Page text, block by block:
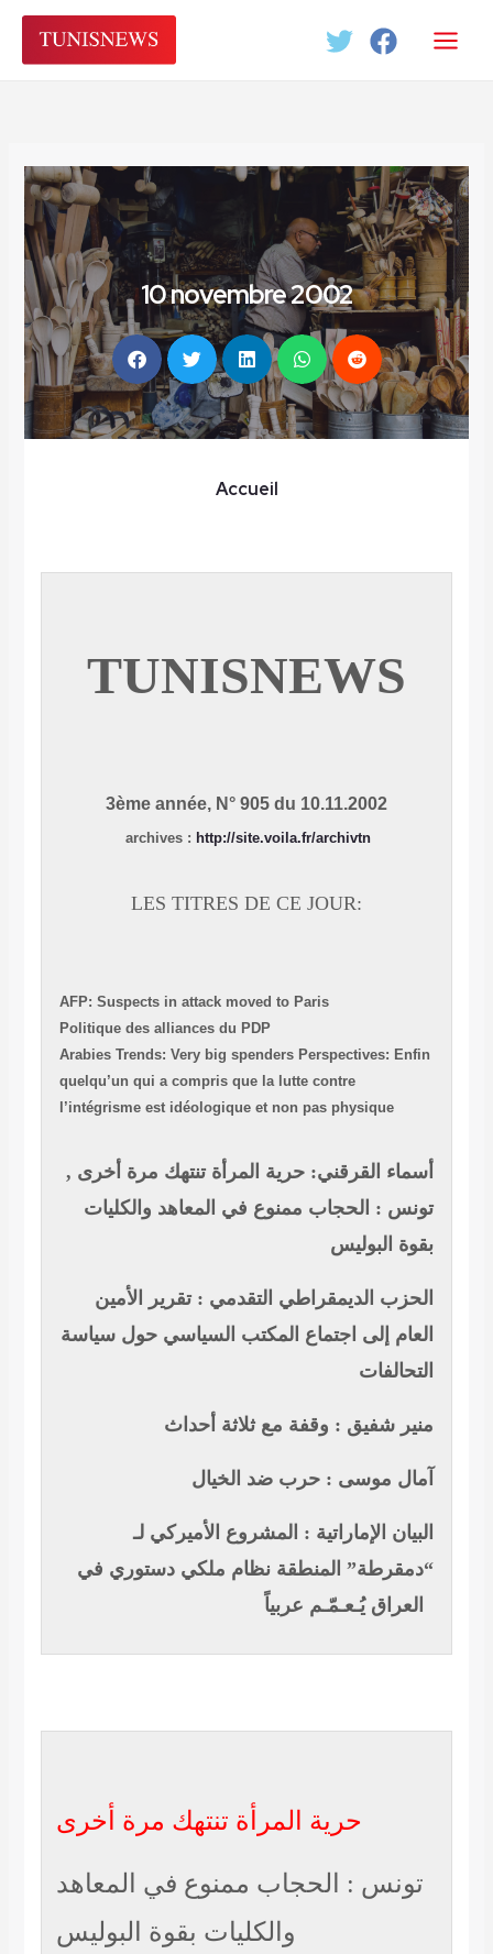
Aller
contenu
10 novembre 2002
Accueil
TUNISNEWS
3ème année, N° 905 du 10.11.2002
archives : http://site.voila.fr/archivtn
LES TITRES DE CE JOUR:
AFP: Suspects in attack moved to Paris
Politique des alliances du PDP
Arabies Trends: Very big spenders Perspectives: Enfin
quelqu’un qui a compris que la lutte contre
l’intégrisme est idéologique et non pas physique
أسماء القرقني: حرية المرأة تنتهك مرة أخرى ,
تونس : الحجاب ممنوع في المعاهد والكليات
بقوة البوليس
الحزب الديمقراطي التقدمي : تقرير الأمين
العام إلى اجتماع المكتب السياسي حول سياسة
التحالفات
منير شفيق : وقفة مع ثلاثة أحداث
آمال موسى : حرب ضد الخيال
البيان الإماراتية : المشروع الأميركي لـ
“دمقرطة” المنطقة نظام ملكي دستوري في
العراق يُـعـمّـم عربياً
حرية المرأة تنتهك مرة أخرى
تونس : الحجاب ممنوع في المعاهد
والكليات بقوة البوليس